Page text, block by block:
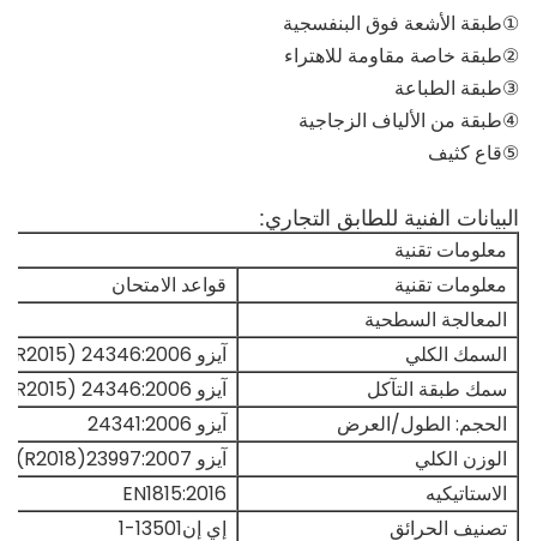
①طبقة الأشعة فوق البنفسجية
②طبقة خاصة مقاومة للاهتراء
③طبقة الطباعة
④طبقة من الألياف الزجاجية
⑤قاع كثيف
البيانات الفنية للطابق التجاري:
معلومات تقنية
معلومات تقنية
قواعد الامتحان
المعالجة السطحية
السمك الكلي
آيزو 24346:2006 (R2015)
سمك طبقة التآكل
آيزو 24346:2006 (R2015)
الحجم: الطول/العرض
آيزو 24341:2006
الوزن الكلي
آيزو 23997:2007(R2018)
الاستاتيكيه
EN1815:2016
تصنيف الحرائق
إي إن13501-1